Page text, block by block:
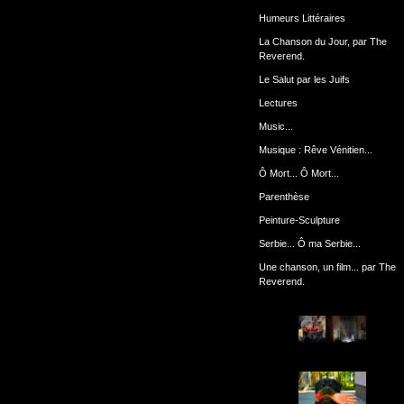
Humeurs Littéraires
La Chanson du Jour, par The
Reverend.
Le Salut par les Juifs
Lectures
Music...
Musique : Rêve Vénitien...
Ô Mort... Ô Mort...
Parenthèse
Peinture-Sculpture
Serbie... Ô ma Serbie...
Une chanson, un film... par The
Reverend.